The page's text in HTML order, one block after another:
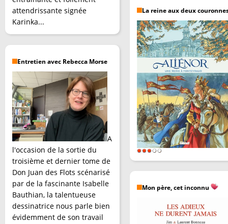
attendrissante signée
Karinka...
Entretien avec Rebecca Morse
A
l'occasion de la sortie du
troisième et dernier tome de
Don Juan des Flots scénarisé
par de la fascinante Isabelle
Bauthian, la talentueuse
dessinatrice nous parle bien
évidemment de son travail
La reine aux deux
Mon père, cet inconnu